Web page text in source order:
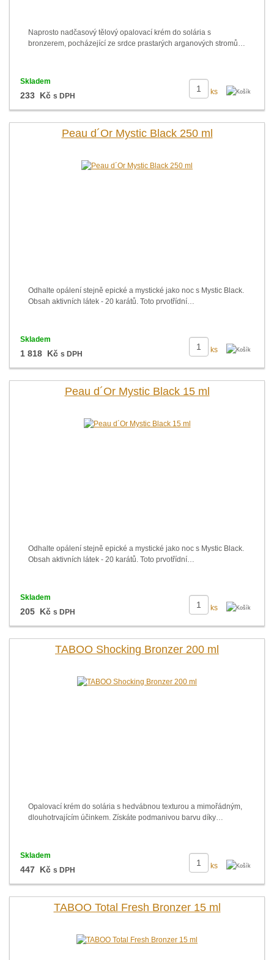
Naprosto nadčasový tělový opalovací krém do solária s
bronzerem, pocházející ze srdce prastarých arganových stromů…
ks
Skladem
233 Kč s DPH
Peau d´Or Mystic Black 250 ml
Odhalte opálení stejně epické a mystické jako noc s Mystic Black.
Obsah aktivních látek - 20 karátů. Toto prvotřídní…
ks
Skladem
1 818 Kč s DPH
Peau d´Or Mystic Black 15 ml
Odhalte opálení stejně epické a mystické jako noc s Mystic Black.
Obsah aktivních látek - 20 karátů. Toto prvotřídní…
ks
Skladem
205 Kč s DPH
TABOO Shocking Bronzer 200 ml
Opalovací krém do solária s hedvábnou texturou a mimořádným,
dlouhotrvajícím účinkem. Získáte podmanivou barvu díky…
ks
Skladem
447 Kč s DPH
TABOO Total Fresh Bronzer 15 ml